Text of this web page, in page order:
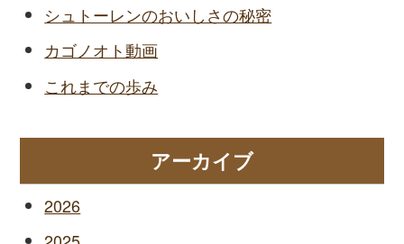
シュトーレンのおいしさの秘密
カゴノオト動画
これまでの歩み
アーカイブ
2026